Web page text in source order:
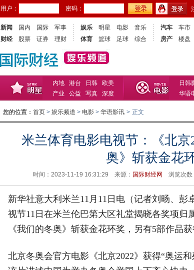
用户： 密码：
新闻 国内 国际
军事
财经
股票 证券 理财
娱乐 明星 电影
音乐
体育
篮球 足球 综合
汽车 车市
房产
楼盘
内地 港台 日韩
欧美
产业
公益 写真 深度
日韩
华语
您的位置： 首页 > 娱乐频道 > 电影 > 华语影讯 > 正文
米兰体育电影电视节：《北京
奥》斩获金花
时间：2023-11-19 16:31:29 来源： 国际财经网 浏览次数
新华社意大利米兰11月11日电（记者刘旸、彭
视节11日在米兰伦巴第大区礼堂揭晓各奖项归
《我们的冬奥》斩获金花环奖，另有5部作品获
北京冬奥会官方电影《北京2022》获得“奥运和